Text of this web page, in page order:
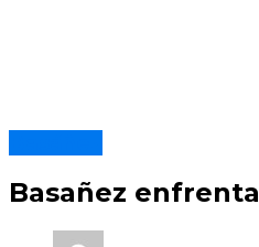
Basañez